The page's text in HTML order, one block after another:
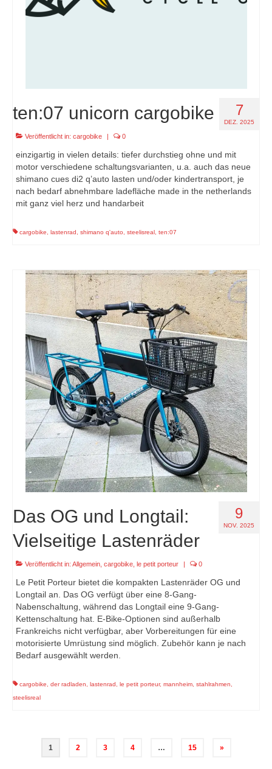
7
DEZ. 2025
ten:07 unicorn cargobike
Veröffentlicht in: cargobike | 0
einzigartig in vielen details: tiefer durchstieg ohne und mit
motor verschiedene schaltungsvarianten, u.a. auch das neue
shimano cues di2 q’auto lasten und/oder kindertransport, je
nach bedarf abnehmbare ladefläche made in the netherlands
mit ganz viel herz und handarbeit
cargobike lastenrad shimano q'auto steelisreal ten:07
9
NOV. 2025
Das OG und Longtail:
Vielseitige Lastenräder
Veröffentlicht in: Allgemein cargobike le petit porteur | 0
Le Petit Porteur bietet die kompakten Lastenräder OG und
Longtail an. Das OG verfügt über eine 8-Gang-
Nabenschaltung, während das Longtail eine 9-Gang-
Kettenschaltung hat. E-Bike-Optionen sind außerhalb
Frankreichs nicht verfügbar, aber Vorbereitungen für eine
motorisierte Umrüstung sind möglich. Zubehör kann je nach
Bedarf ausgewählt werden.
cargobike der radladen lastenrad le petit porteur, mannheim stahlrahmen
steelisreal
Seitennummerierung
1 2 3 4 … 15 »